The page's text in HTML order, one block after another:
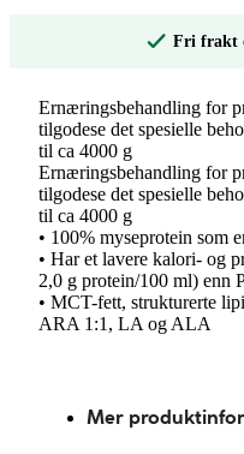
Fri frakt
Ernæringsbehandling for
tilgodese det spesielle
til ca 4000 g
Ernæringsbehandling for
tilgodese det spesielle
til ca 4000 g
• 100% myseprotein som
• Har et lavere kalori- og
2,0 g protein/100 ml) enn
• MCT-fett, strukturerte
ARA 1:1, LA og ALA
Mer